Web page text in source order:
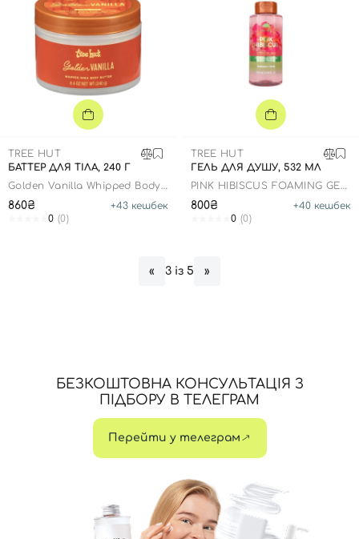
TREE HUT
БАТТЕР ДЛЯ ТІЛА, 240 Г
Golden Vanilla Whipped Body
860₴ +43 кешбек
0 (0)
TREE HUT
ГЕЛЬ ДЛЯ ДУШУ, 532 МЛ
PINK HIBISCUS FOAMING GEL
800₴ +40 кешбек
0 (0)
« 3 із 5 »
БЕЗКОШТОВНА КОНСУЛЬТАЦІЯ З
ПІДБОРУ В ТЕЛЕГРАМ
Перейти у телеграм